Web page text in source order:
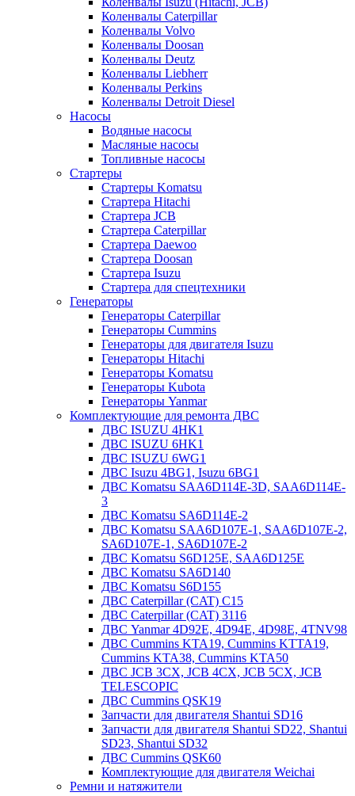
Коленвалы Caterpillar
Коленвалы Volvo
Коленвалы Doosan
Коленвалы Deutz
Коленвалы Liebherr
Коленвалы Perkins
Коленвалы Detroit Diesel
Насосы
Водяные насосы
Масляные насосы
Топливные насосы
Стартеры
Стартеры Komatsu
Стартера Hitachi
Стартера JCB
Стартера Caterpillar
Стартера Daewoo
Стартера Doosan
Стартера Isuzu
Стартера для спецтехники
Генераторы
Генераторы Caterpillar
Генераторы Cummins
Генераторы для двигателя Isuzu
Генераторы Hitachi
Генераторы Komatsu
Генераторы Kubota
Генераторы Yanmar
Комплектующие для ремонта ДВС
ДВС ISUZU 4HK1
ДВС ISUZU 6HK1
ДВС ISUZU 6WG1
ДВС Isuzu 4BG1, Isuzu 6BG1
ДВС Komatsu SAA6D114E-3D, SAA6D114E-
3
ДВС Komatsu SA6D114E-2
ДВС Komatsu SAA6D107E-1, SAA6D107E-2,
SA6D107E-1, SA6D107E-2
ДВС Komatsu S6D125E, SAA6D125E
ДВС Komatsu SA6D140
ДВС Komatsu S6D155
ДВС Caterpillar (CAT) C15
ДВС Caterpillar (CAT) 3116
ДВС Yanmar 4D92E, 4D94E, 4D98E, 4TNV98
ДВС Cummins KTA19, Cummins KTTA19,
Cummins KTA38, Cummins KTA50
ДВС JCB 3CX, JCB 4CX, JCB 5CX, JCB
TELESCOPIC
ДВС Cummins QSK19
Запчасти для двигателя Shantui SD16
Запчасти для двигателя Shantui SD22, Shantui
SD23, Shantui SD32
ДВС Cummins QSK60
Комплектующие для двигателя Weichai
Ремни и натяжители